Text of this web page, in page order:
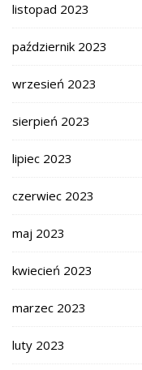
listopad 2023
październik 2023
wrzesień 2023
sierpień 2023
lipiec 2023
czerwiec 2023
maj 2023
kwiecień 2023
marzec 2023
luty 2023